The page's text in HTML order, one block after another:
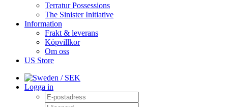
Terratur Possessions
The Sinister Initiative
Information
Frakt & leverans
Köpvillkor
Om oss
US Store
/ SEK
Logga in